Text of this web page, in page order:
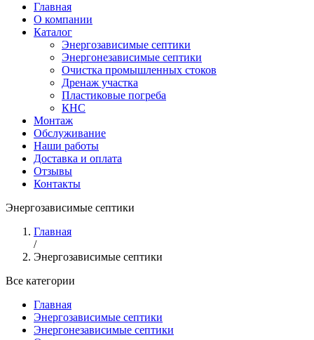
Главная
О компании
Каталог
Энергозависимые септики
Энергонезависимые септики
Очистка промышленных стоков
Дренаж участка
Пластиковые погреба
КНС
Монтаж
Обслуживание
Наши работы
Доставка и оплата
Отзывы
Контакты
Энергозависимые септики
Главная
/
Энергозависимые септики
Все категории
Главная
Энергозависимые септики
Энергонезависимые септики